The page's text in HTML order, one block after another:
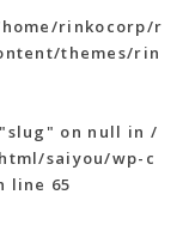
rinkocorp/r
themes/rin
on null in /
saiyou/wp-c
line 65